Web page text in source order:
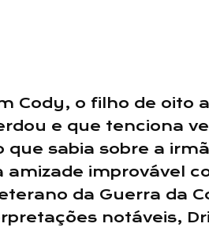
Cody, o filho de oito
e que tenciona
sabia sobre a
improvável
da Guerra da
notáveis,